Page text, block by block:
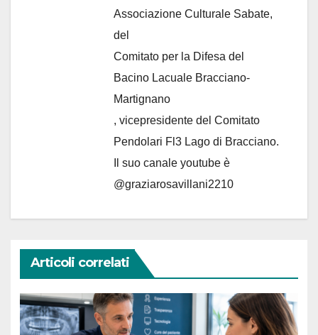
Associazione Culturale Sabate,
del
Comitato per la Difesa del
Bacino Lacuale Bracciano-
Martignano
, vicepresidente del Comitato
Pendolari Fl3 Lago di Bracciano.
Il suo canale youtube è
@graziarosavillani2210
Articoli correlati